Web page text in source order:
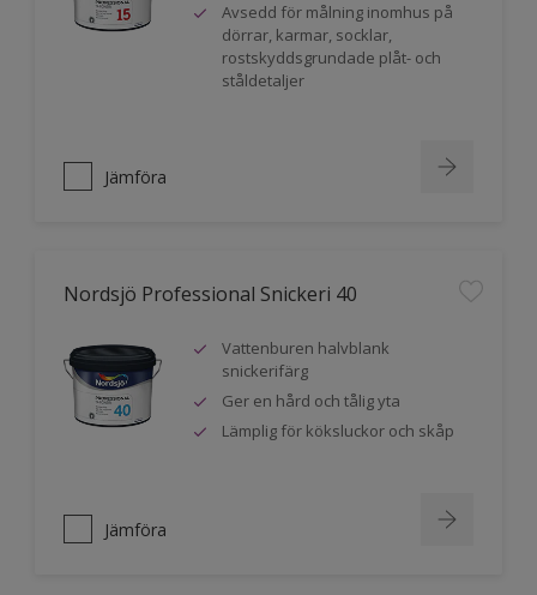
Avsedd för målning inomhus på
dörrar, karmar, socklar,
rostskyddsgrundade plåt- och
ståldetaljer
Jämföra
Nordsjö Professional Snickeri 40
Vattenburen halvblank
snickerifärg
Ger en hård och tålig yta
Lämplig för köksluckor och skåp
Jämföra